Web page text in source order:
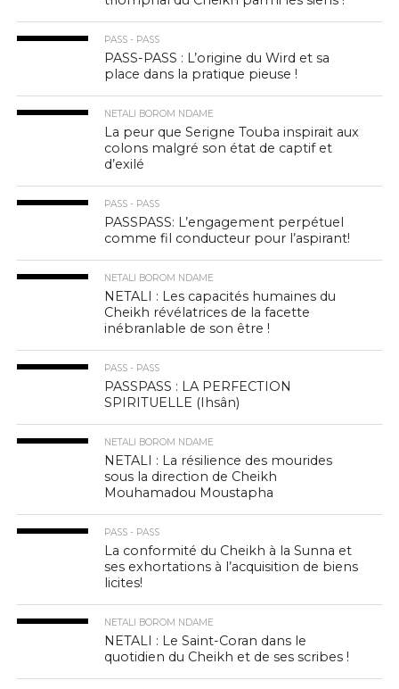
PASS - PASS
PASS-PASS : L’origine du Wird et sa
place dans la pratique pieuse !
NETALI BOROM NDAME
La peur que Serigne Touba inspirait aux
colons malgré son état de captif et
d’exilé
PASS - PASS
PASSPASS: L’engagement perpétuel
comme fil conducteur pour l’aspirant!
NETALI BOROM NDAME
NETALI : Les capacités humaines du
Cheikh révélatrices de la facette
inébranlable de son être !
PASS - PASS
PASSPASS : LA PERFECTION
SPIRITUELLE (Ihsân)
NETALI BOROM NDAME
NETALI : La résilience des mourides
sous la direction de Cheikh
Mouhamadou Moustapha
PASS - PASS
La conformité du Cheikh à la Sunna et
ses exhortations à l’acquisition de biens
licites!
NETALI BOROM NDAME
NETALI : Le Saint-Coran dans le
quotidien du Cheikh et de ses scribes !